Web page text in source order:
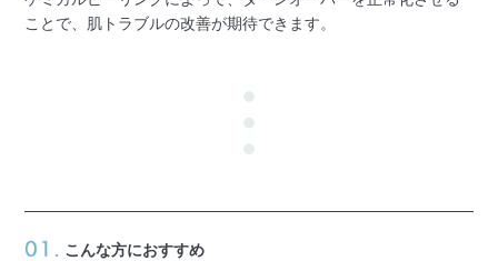
ことで、肌トラブルの改善が期待できます。
こんな方におすすめ